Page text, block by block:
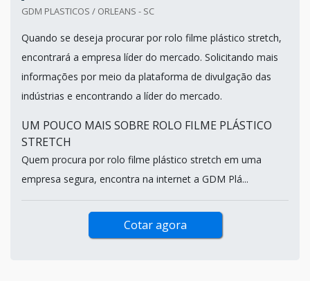
GDM PLASTICOS / ORLEANS - SC
Quando se deseja procurar por rolo filme plástico stretch,
encontrará a empresa líder do mercado. Solicitando mais
informações por meio da plataforma de divulgação das
indústrias e encontrando a líder do mercado.
UM POUCO MAIS SOBRE ROLO FILME PLÁSTICO
STRETCH
Quem procura por rolo filme plástico stretch em uma
empresa segura, encontra na internet a GDM Plá...
Cotar agora